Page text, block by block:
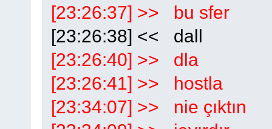
[23:26:37] >> bu sfer
[23:26:38] << dall
[23:26:40] >> dla
[23:26:41] >> hostla
[23:34:07] >> nie çıktın